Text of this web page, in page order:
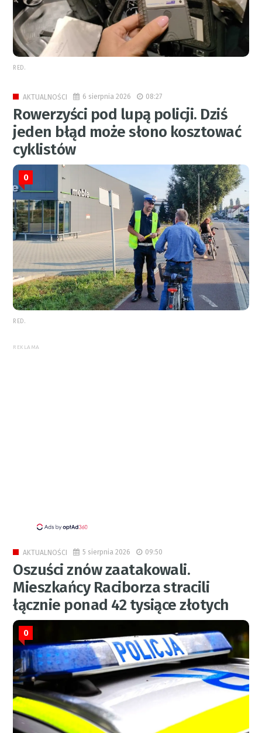
RED.
AKTUALNOŚCI 6 sierpnia 2026 08:27
Rowerzyści pod lupą policji. Dziś
jeden błąd może słono kosztować
cyklistów
0
RED.
REKLAMA
AKTUALNOŚCI 5 sierpnia 2026 09:50
Oszuści znów zaatakowali.
Mieszkańcy Raciborza stracili
łącznie ponad 42 tysiące złotych
0